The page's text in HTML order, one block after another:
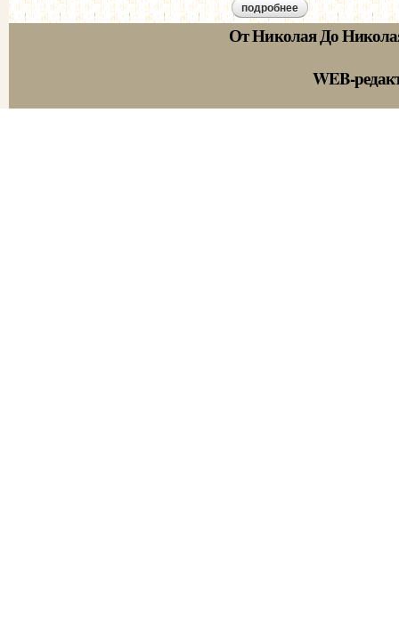
подробнее о сан-
От Николая До
WEB-